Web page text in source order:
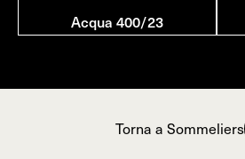
Acqua 400/23
Torna a Sommeliers